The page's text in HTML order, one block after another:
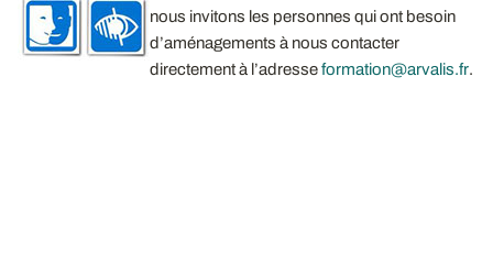
nous invitons les personnes qui ont besoin
d’aménagements à nous contacter
directement à l’adresseformation@arvalis.fr.​